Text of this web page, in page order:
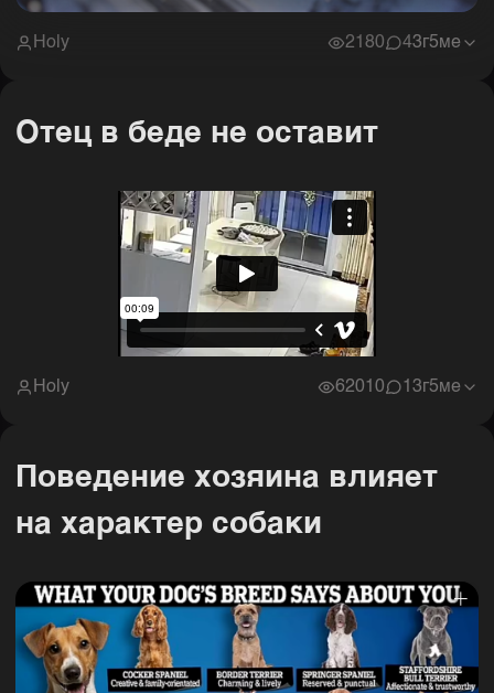
Holy 2180 43г5ме
Отец в беде не оставит
Holy 62010 1 3г5ме
Поведение хозяина влияет
на характер собаки